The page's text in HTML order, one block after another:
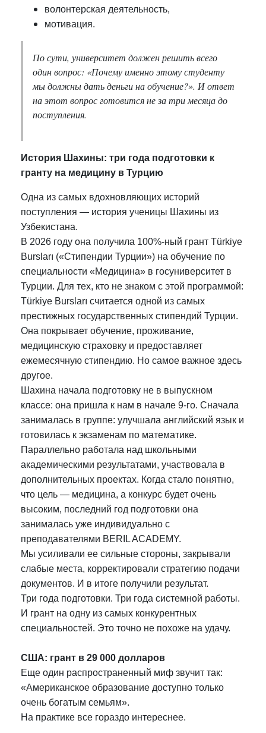
волонтерская деятельность,
мотивация.
По сути, университет должен решить всего
один вопрос: «Почему именно этому студенту
мы должны дать деньги на обучение?». И ответ
на этот вопрос готовится не за три месяца до
поступления.
История Шахины: три года подготовки к
гранту на медицину в Турцию
Одна из самых вдохновляющих историй
поступления — история ученицы Шахины из
Узбекистана.
В 2026 году она получила 100%-ный грант Türkiye
Bursları («Стипендии Турции») на обучение по
специальности «Медицина» в госуниверситет в
Турции. Для тех, кто не знаком с этой программой:
Türkiye Bursları считается одной из самых
престижных государственных стипендий Турции.
Она покрывает обучение, проживание,
медицинскую страховку и предоставляет
ежемесячную стипендию. Но самое важное здесь
другое.
Шахина начала подготовку не в выпускном
классе: она пришла к нам в начале 9-го. Сначала
занималась в группе: улучшала английский язык и
готовилась к экзаменам по математике.
Параллельно работала над школьными
академическими результатами, участвовала в
дополнительных проектах. Когда стало понятно,
что цель — медицина, а конкурс будет очень
высоким, последний год подготовки она
занималась уже индивидуально с
преподавателями BERIL ACADEMY.
Мы усиливали ее сильные стороны, закрывали
слабые места, корректировали стратегию подачи
документов. И в итоге получили результат.
Три года подготовки. Три года системной работы.
И грант на одну из самых конкурентных
специальностей. Это точно не похоже на удачу.
США: грант в 29 000 долларов
Еще один распространенный миф звучит так:
«Американское образование доступно только
очень богатым семьям».
На практике все гораздо интереснее.